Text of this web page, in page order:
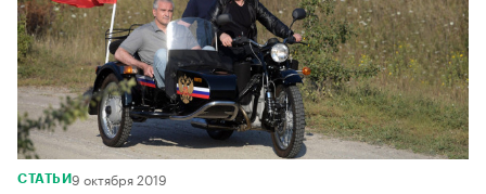
СТАТЬИ9 октября 2019